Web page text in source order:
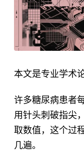
本文是专业学术
许多糖尿病患者
用针头刺破指尖
取数值，这个过
几遍。